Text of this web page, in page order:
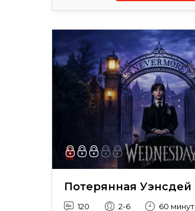
Потерянная Уэнсдей
120 2-6 60 минут